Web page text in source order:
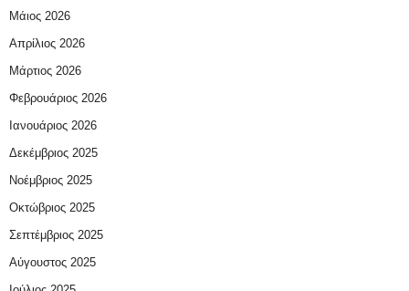
Μάιος 2026
Απρίλιος 2026
Μάρτιος 2026
Φεβρουάριος 2026
Ιανουάριος 2026
Δεκέμβριος 2025
Νοέμβριος 2025
Οκτώβριος 2025
Σεπτέμβριος 2025
Αύγουστος 2025